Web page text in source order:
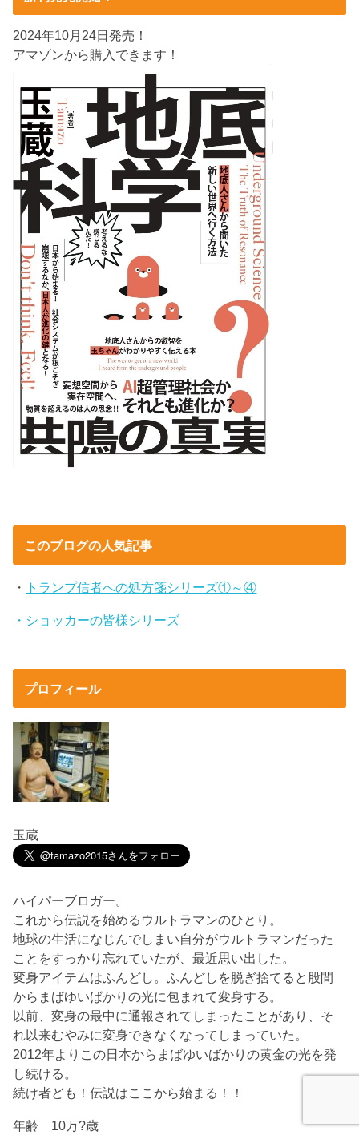
2024年10月24日発売！
アマゾンから購入できます！
このブログの人気記事
・ トランプ信者への処方箋シリーズ①～④
・ショッカーの皆様シリーズ
プロフィール
玉蔵
ハイパーブロガー。
これから伝説を始めるウルトラマンのひとり。
地球の生活になじんでしまい自分がウルトラマンだった
ことをすっかり忘れていたが、最近思い出した。
変身アイテムはふんどし。ふんどしを脱ぎ捨てると股間
からまばゆいばかりの光に包まれて変身する。
以前、変身の最中に通報されてしまったことがあり、そ
れ以来むやみに変身できなくなってしまっていた。
2012年よりこの日本からまばゆいばかりの黄金の光を発
し続ける。
続け者ども！伝説はここから始まる！！
年齢 10万?歳